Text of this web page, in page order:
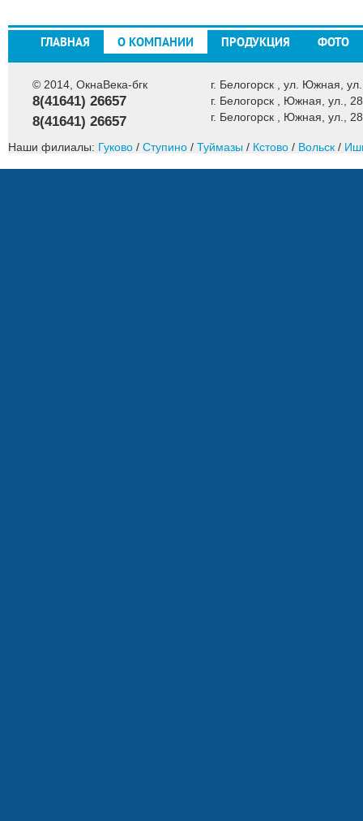
ГЛАВНАЯ О КОМПАНИИ ПРОДУКЦИЯ ФОТО
© 2014, ОкнаВека-бгк
8(41641) 26657
8(41641) 26657
г. Белогорск , ул. Южная,
г. Белогорск , Южная, ул., 28
г. Белогорск , Южная, ул., 28
Наши филиалы: Гуково / Ступино / Туймазы / Кстово / Вольск /